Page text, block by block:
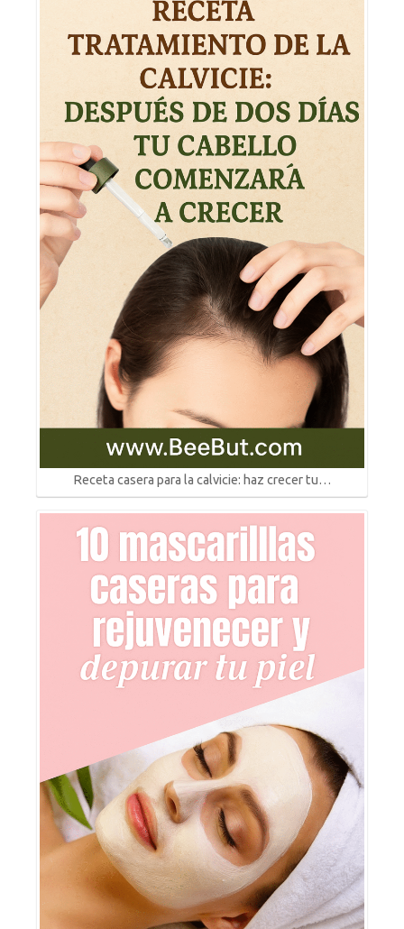
Receta casera para la calvicie: haz crecer tu…